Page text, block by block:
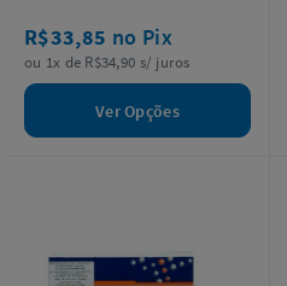
R$33,85 no Pix
ou 1x de R$34,90 s/ juros
Ver Opções